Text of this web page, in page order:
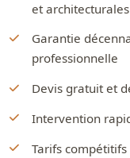
et
Garantie
professionnelle
Devis gratuit et
Intervention
Tarifs